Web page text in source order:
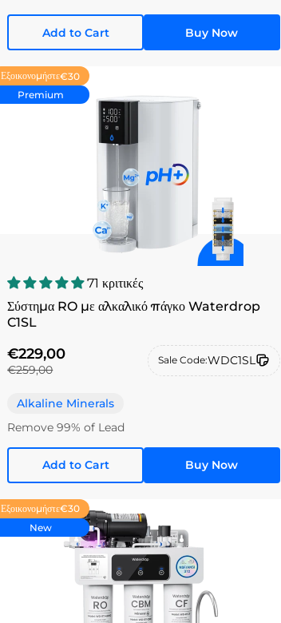
Add to Cart Buy Now
Εξοικονομήστε€30
Premium
71 κριτικές
Σύστημα RO με αλκαλικό πάγκο Waterdrop
C1SL
€229,00
€259,00
Sale Code:WDC1SL
Alkaline Minerals
Remove 99% of Lead
Add to Cart Buy Now
Εξοικονομήστε€30
New